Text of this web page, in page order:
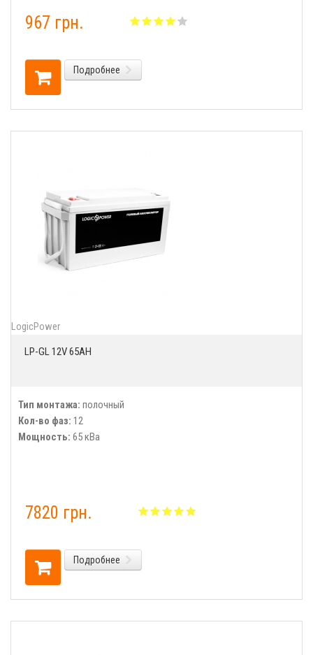
967 грн.
Подробнее
LogicPower
LP-GL 12V 65AH
Тип монтажа: полочный
Кол-во фаз: 12
Мощность: 65 кВа
7820 грн.
Подробнее